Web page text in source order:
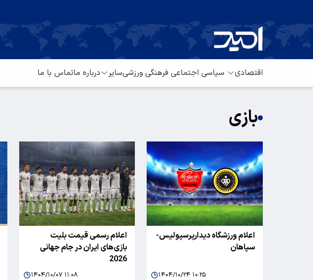
اقتصادی سیاسی اجتماعی فرهنگی ورزشیسایر درباره ماتماس با ما
بازی
اعلام ورزشگاه دیدارپرسپولیس-
سپاهان
۱۴۰۴/۱۰/۲۴ ۱۰:۲۵
اعلام رسمی قیمت بلیت
بازی‌های ایران در جام جهانی
2026
۱۴۰۴/۱۰/۰۷ ۱۱:۰۸